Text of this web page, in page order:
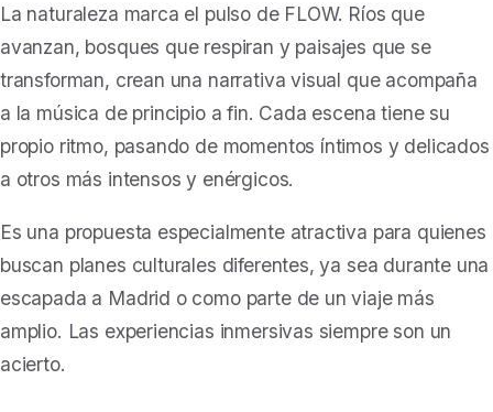
La naturaleza marca el pulso de FLOW. Ríos que
avanzan, bosques que respiran y paisajes que se
transforman, crean una narrativa visual que acompaña
a la música de principio a fin. Cada escena tiene su
propio ritmo, pasando de momentos íntimos y delicados
a otros más intensos y enérgicos.
Es una propuesta especialmente atractiva para quienes
buscan planes culturales diferentes, ya sea durante una
escapada a Madrid o como parte de un viaje más
amplio. Las experiencias inmersivas siempre son un
acierto.